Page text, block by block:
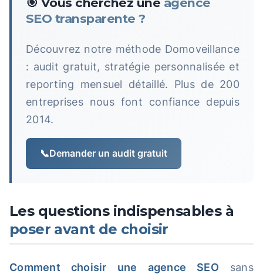
SEO transparente ?
Découvrez notre méthode Domoveillance
: audit gratuit, stratégie personnalisée et
reporting mensuel détaillé. Plus de 200
entreprises nous font confiance depuis
2014.
📞Demander un audit gratuit
Les questions indispensables à
poser avant de choisir
Comment choisir une agence SEO sans